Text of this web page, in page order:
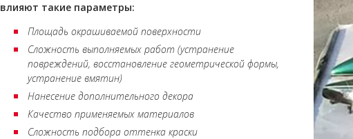
влияют такие параметры:
Площадь окрашиваемой поверхности
Сложность выполняемых работ (устранение
повреждений, восстановление геометрической формы,
устранение вмятин)
Нанесение дополнительного декора
Качество применяемых материалов
Сложность подбора оттенка краски